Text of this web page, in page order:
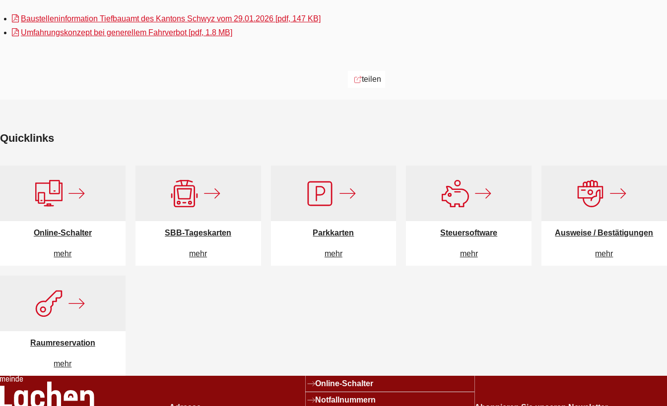
Baustelleninformation Tiefbauamt des Kantons Schwyz vom 29.01.2026 [pdf, 147 KB]
Umfahrungskonzept bei generellem Fahrverbot [pdf, 1.8 MB]
teilen
Quicklinks
Online-Schalter
mehr
SBB-Tageskarten
mehr
Parkkarten
mehr
Steuersoftware
mehr
Ausweise / Bestätigungen
mehr
Raumreservation
mehr
Footer Links
Online-Schalter
Notfallnummern